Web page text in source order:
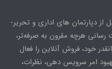
از دپارتمان های اداری و تحریر-
هرچه مقرون به صرفه‌تر،
خود، فروش آنلاین را فعال
امر سرویس دهی، نظرات،